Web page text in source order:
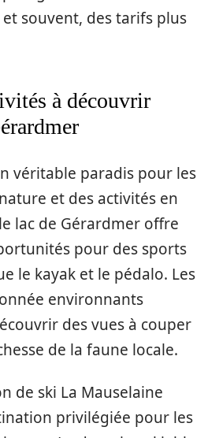
souvent, des tarifs plus
à découvrir
véritable paradis pour les
et des activités en
lac de Gérardmer offre
pour des sports
le kayak et le pédalo. Les
environnants
des vues à couper
de la faune locale.
de ski La Mauselaine
privilégiée pour les